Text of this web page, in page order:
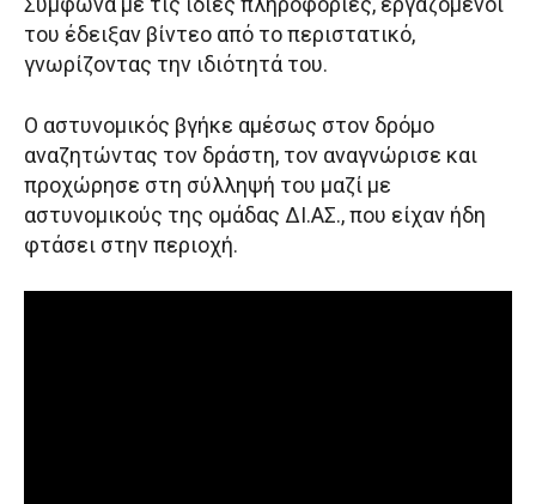
του έδειξαν βίντεο από το περιστατικό,
γνωρίζοντας την ιδιότητά του.
Ο αστυνομικός βγήκε αμέσως στον δρόμο
αναζητώντας τον δράστη, τον αναγνώρισε και
προχώρησε στη σύλληψή του μαζί με
αστυνομικούς της ομάδας ΔΙ.ΑΣ., που είχαν ήδη
φτάσει στην περιοχή.